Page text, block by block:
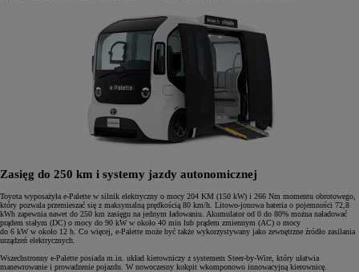
Zasięg do 250 km i systemy jazdy autonomicznej
Toyota wyposażyła e-Palette w silnik elektryczny o mocy 204 KM (150 kW) i 266 Nm momentu obrotowego,
który pozwala przemieszać się z maksymalną prędkością 80 km/h. Litowo-jonowa bateria o pojemności 72,8
kWh zapewnia nawet do 250 km zasięgu na jednym ładowaniu. Akumulator od 0 do 80% można naładować
prądem stałym (DC) o mocy do 90 kW w około 40 min lub prądem zmiennym (AC) o mocy
do 6 kW w około 12 h. Co więcej, e-Palette może być także wykorzystywany jako zewnętrzne źródło zasilania
urządzeń elektrycznych.
Wszechstronny e-Palette posiada m.in. układ kierowniczy z systemem Steer-by-Wire, który ułatwia
manewrowanie i prowadzenie pojazdu. W nowoczesny kokpit wkomponowo innowacyjną kierownicę.